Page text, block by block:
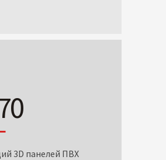
3D панелей ПВХ